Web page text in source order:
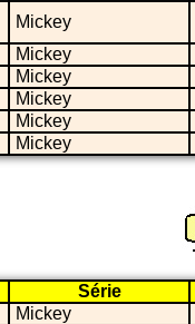
Mickey
Mickey
Mickey
Mickey
Mickey
Mickey
Série
Mickey